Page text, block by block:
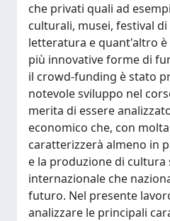
che privati quali ad
culturali, musei, festival di
letteratura e quant'altro è
più innovative forme di
il crowd-funding è stato
notevole sviluppo nel
merita di essere
economico che, con
caratterizzerà almeno in
e la produzione di cultura
internazionale che
futuro. Nel presente
analizzare le principali